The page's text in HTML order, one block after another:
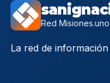
Red Misiones.uno
La red de